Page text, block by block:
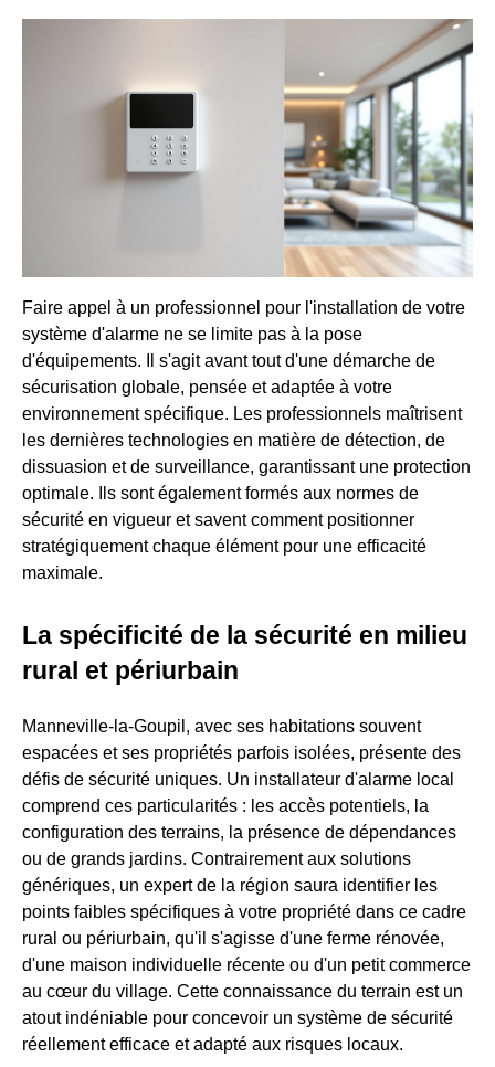
Faire appel à un professionnel pour l'installation de votre
système d'alarme ne se limite pas à la pose
d'équipements. Il s'agit avant tout d'une démarche de
sécurisation globale, pensée et adaptée à votre
environnement spécifique. Les professionnels maîtrisent
les dernières technologies en matière de détection, de
dissuasion et de surveillance, garantissant une protection
optimale. Ils sont également formés aux normes de
sécurité en vigueur et savent comment positionner
stratégiquement chaque élément pour une efficacité
maximale.
La spécificité de la sécurité en milieu
rural et périurbain
Manneville-la-Goupil, avec ses habitations souvent
espacées et ses propriétés parfois isolées, présente des
défis de sécurité uniques. Un installateur d'alarme local
comprend ces particularités : les accès potentiels, la
configuration des terrains, la présence de dépendances
ou de grands jardins. Contrairement aux solutions
génériques, un expert de la région saura identifier les
points faibles spécifiques à votre propriété dans ce cadre
rural ou périurbain, qu'il s'agisse d'une ferme rénovée,
d'une maison individuelle récente ou d'un petit commerce
au cœur du village. Cette connaissance du terrain est un
atout indéniable pour concevoir un système de sécurité
réellement efficace et adapté aux risques locaux.